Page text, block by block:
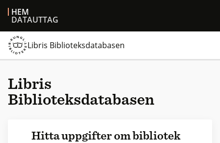
HEM
DATAUTTAG
Libris Biblioteksdatabasen
Libris
Biblioteksdatabasen
Hitta uppgifter om bibliotek